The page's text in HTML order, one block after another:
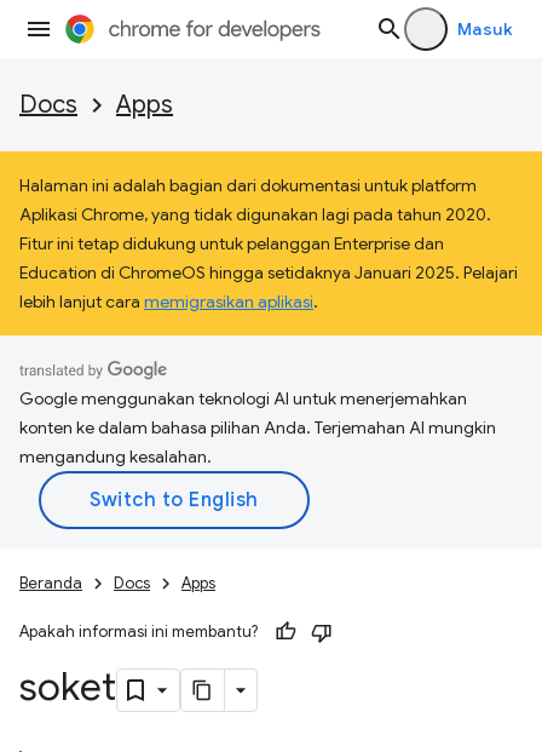
Masuk
Docs Apps
Halaman ini adalah bagian dari dokumentasi untuk platform
Aplikasi Chrome, yang tidak digunakan lagi pada tahun 2020.
Fitur ini tetap didukung untuk pelanggan Enterprise dan
Education di ChromeOS hingga setidaknya Januari 2025. Pelajari
lebih lanjut cara memigrasikan aplikasi.
Google menggunakan teknologi AI untuk menerjemahkan
konten ke dalam bahasa pilihan Anda. Terjemahan AI mungkin
mengandung kesalahan.
Beranda Docs Apps
Apakah informasi ini membantu?
soket